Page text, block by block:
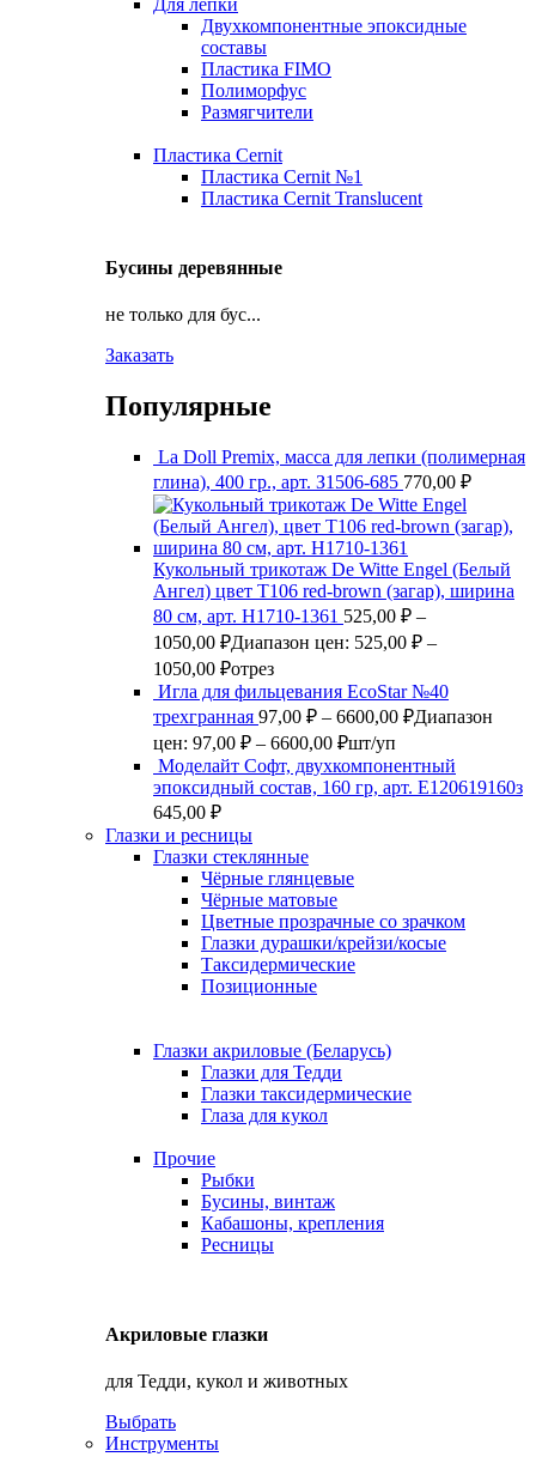
Для лепки
Двухкомпонентные эпоксидные
составы
Пластика FIMO
Полиморфус
Размягчители
Пластика Cernit
Пластика Cernit №1
Пластика Cernit Translucent
Бусины деревянные
не только для бус...
Заказать
Популярные
La Doll Premix, масса для лепки (полимерная
глина), 400 гр., арт. З1506-685 770,00 ₽
Кукольный трикотаж De Witte Engel (Белый
Ангел) цвет Т106 red-brown (загар), ширина
80 см, арт. Н1710-1361 525,00 ₽ –
1050,00 ₽Диапазон цен: 525,00 ₽ –
1050,00 ₽отрез
Игла для фильцевания EcoStar №40
трехгранная 97,00 ₽ – 6600,00 ₽Диапазон
цен: 97,00 ₽ – 6600,00 ₽шт/уп
Моделайт Софт, двухкомпонентный
эпоксидный состав, 160 гр, арт. Е120619160з
645,00 ₽
Глазки и ресницы
Глазки стеклянные
Чёрные глянцевые
Чёрные матовые
Цветные прозрачные со зрачком
Глазки дурашки/крейзи/косые
Таксидермические
Позиционные
Глазки акриловые (Беларусь)
Глазки для Тедди
Глазки таксидермические
Глаза для кукол
Прочие
Рыбки
Бусины, винтаж
Кабашоны, крепления
Ресницы
Акриловые глазки
для Тедди, кукол и животных
Выбрать
Инструменты